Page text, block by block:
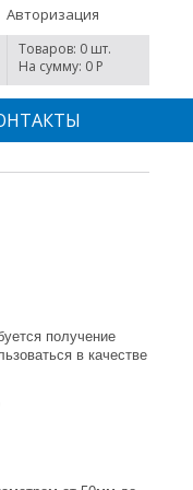
Авторизация
Товаров: 0 шт.
На сумму: 0 P
получение
в качестве